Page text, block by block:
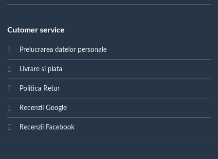
Cutomer service
Prelucrarea datelor personale
Livrare si plata
Politica Retur
Recenzii Google
Recenzii Facebook